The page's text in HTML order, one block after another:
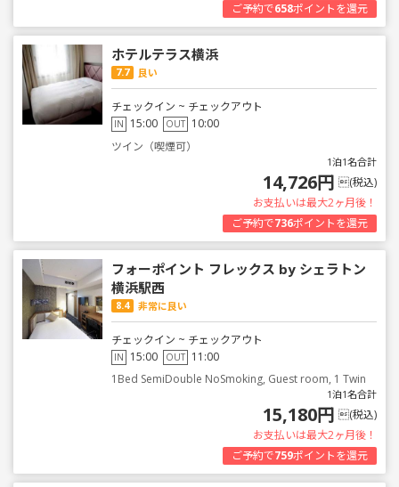
ご予約で658ポイントを還元
ホテルテラス横浜
7.7 良い
チェックイン ~ チェックアウト
IN 15:00 OUT 10:00
ツイン（喫煙可）
1泊1名合計
14,726円 (税込)
お支払いは最大2ヶ月後！
ご予約で736ポイントを還元
フォーポイント フレックス by シェラトン
横浜駅西
8.4 非常に良い
チェックイン ~ チェックアウト
IN 15:00 OUT 11:00
1Bed SemiDouble NoSmoking, Guest room, 1 Twin
1泊1名合計
15,180円 (税込)
お支払いは最大2ヶ月後！
ご予約で759ポイントを還元